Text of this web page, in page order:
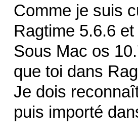
Comme je suis
Ragtime 5.6.6
Sous Mac os
que toi dans
Je dois
puis importé